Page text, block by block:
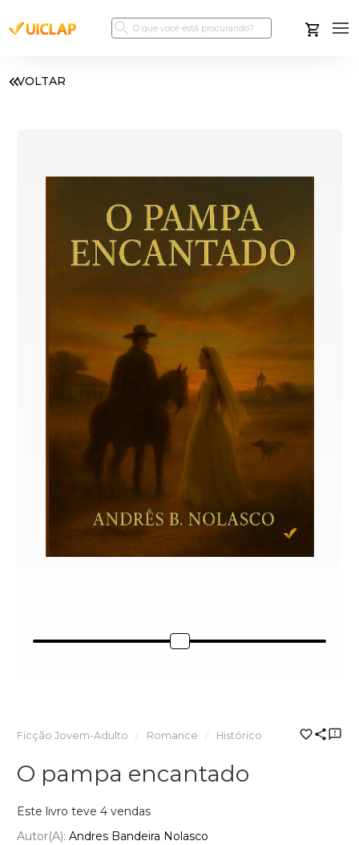
VOLTAR
Ficção Jovem-Adulto Romance Histórico
O pampa encantado
Este livro teve 4 vendas
Autor(a): Andres Bandeira Nolasco